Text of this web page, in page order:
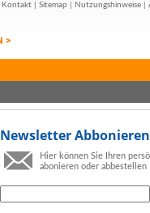
Kontakt Sitemap Nutzungshinweise
Newsletter Abbonieren
Hier können Sie Ihren
abonieren oder abbestellen